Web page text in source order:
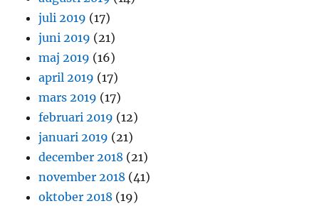
juli 2019 (17)
juni 2019 (21)
maj 2019 (16)
april 2019 (17)
mars 2019 (17)
februari 2019 (12)
januari 2019 (21)
december 2018 (21)
november 2018 (41)
oktober 2018 (19)